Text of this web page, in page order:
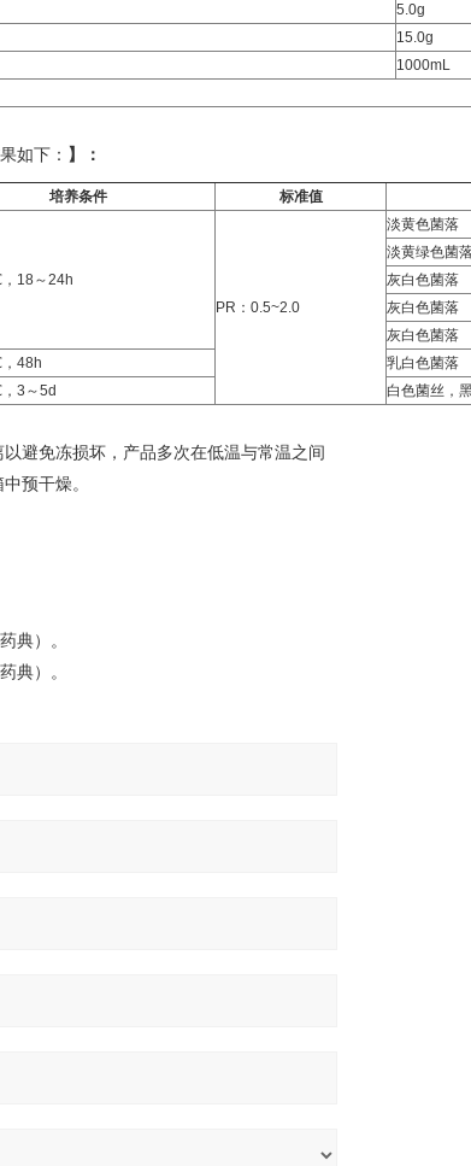
5.0g
15.0g
1000mL
如下： 】 ：
培养条件 标准值
18～24h
PR：0.5~2.0
淡黄色菌落
淡黄绿色菌
灰白色菌落
灰白色菌落
灰白色菌落
48h
乳白色菌落
3～5d 白色菌丝，
避免冻损坏，产品多次在低温与常温之间
预干燥。
典）。
典）。